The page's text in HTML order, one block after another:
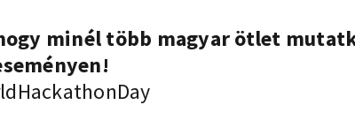
minél több magyar ötlet